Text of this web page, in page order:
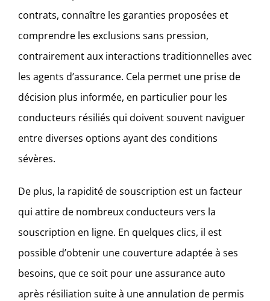
contrats, connaître les garanties proposées et
comprendre les exclusions sans pression,
contrairement aux interactions traditionnelles avec
les agents d’assurance. Cela permet une prise de
décision plus informée, en particulier pour les
conducteurs résiliés qui doivent souvent naviguer
entre diverses options ayant des conditions
sévères.
De plus, la rapidité de souscription est un facteur
qui attire de nombreux conducteurs vers la
souscription en ligne. En quelques clics, il est
possible d’obtenir une couverture adaptée à ses
besoins, que ce soit pour une assurance auto
après résiliation suite à une annulation de permis